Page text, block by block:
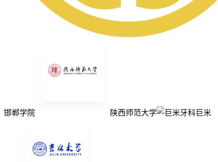
邯郸学院 陕西师范大学 巨米